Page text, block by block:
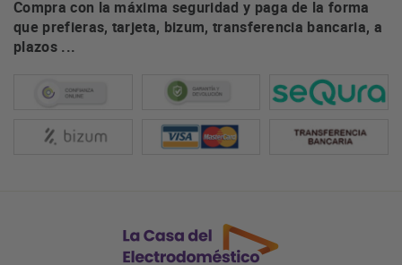
Compra con la máxima seguridad y paga de la forma
que prefieras, tarjeta, bizum, transferencia bancaria, a
plazos ...